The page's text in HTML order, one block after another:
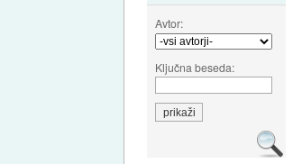
Avtor:
Ključna beseda: